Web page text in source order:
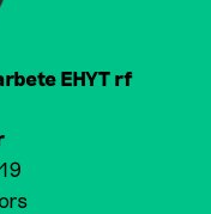
EHYT rf